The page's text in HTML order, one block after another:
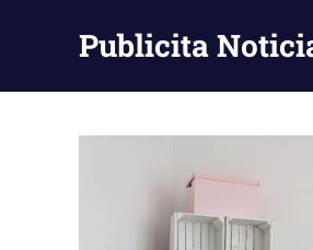
Publicita